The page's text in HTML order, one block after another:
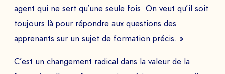
agent qui ne sert qu’une seule fois. On veut qu’il soit
toujours là pour répondre aux questions des
apprenants sur un sujet de formation précis. »
C’est un changement radical dans la valeur de la